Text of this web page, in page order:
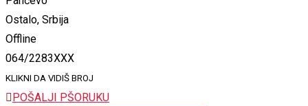
Ostalo, Srbija
Offline
064/2283XXX
KLIKNI DA VIDIŠ BROJ
POŠALJI PŠORUKU